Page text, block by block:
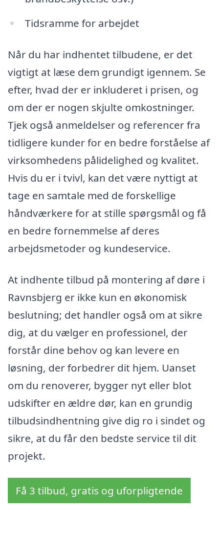
Tidsramme for arbejdet
Når du har indhentet tilbudene, er det
vigtigt at læse dem grundigt igennem. Se
efter, hvad der er inkluderet i prisen, og
om der er nogen skjulte omkostninger.
Tjek også anmeldelser og referencer fra
tidligere kunder for en bedre forståelse af
virksomhedens pålidelighed og kvalitet.
Hvis du er i tvivl, kan det være nyttigt at
tage en samtale med de forskellige
håndværkere for at stille spørgsmål og få
en bedre fornemmelse af deres
arbejdsmetoder og kundeservice.
At indhente tilbud på montering af døre i
Ravnsbjerg er ikke kun en økonomisk
beslutning; det handler også om at sikre
dig, at du vælger en professionel, der
forstår dine behov og kan levere en
løsning, der forbedrer dit hjem. Uanset
om du renoverer, bygger nyt eller blot
udskifter en ældre dør, kan en grundig
tilbudsindhentning give dig ro i sindet og
sikre, at du får den bedste service til dit
projekt.
Få 3 tilbud, gratis og uforpligtende